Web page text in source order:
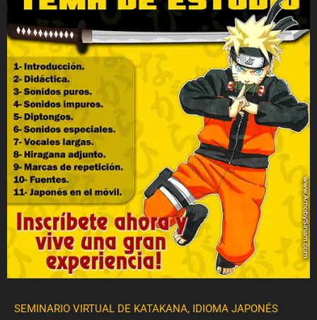
SEMINARIO VIRTUAL DE KATAKANA, IDIOMA JAPONÉS